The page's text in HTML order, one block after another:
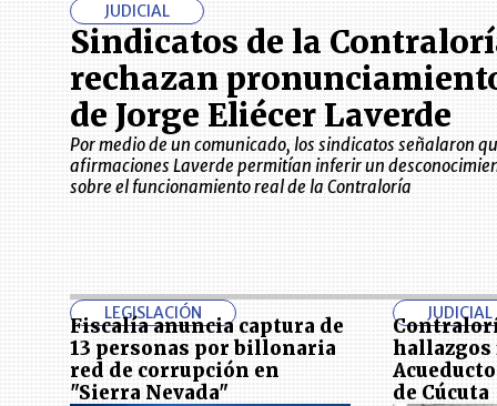
JUDICIAL
Sindicatos de la
rechazan
de Jorge Eliécer Laverde
Por medio de un comunicado, los sindicatos señalaron
afirmaciones Laverde permitían inferir un
sobre el funcionamiento real de la Contraloría
LEGISLACIÓN
Fiscalía anuncia captura de
13 personas por billonaria
red de corrupción en
"Sierra Nevada"
JUDICIAL
hallazgos
de Cúcuta